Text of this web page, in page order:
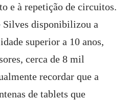
e à repetição de circuitos.
disponibilizou a
superior a 10 anos,
cerca de 8 mil
recordar que a
de tablets que